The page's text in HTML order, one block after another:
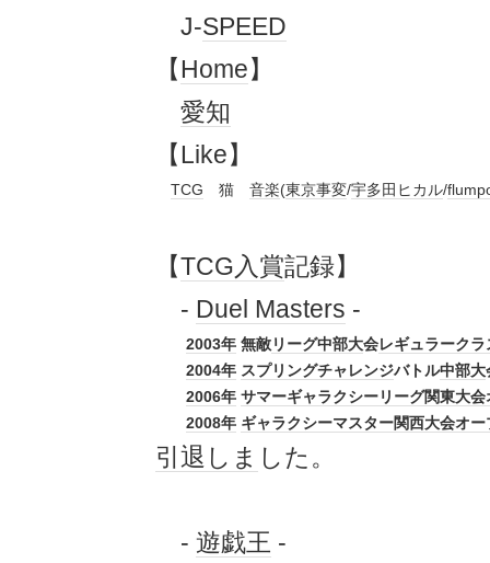
J-SPEED
【 Home】
愛知
【Like】
TCG 猫 音楽(東京事変/宇多田ヒカル/
【TCG入賞記録】
- Duel Masters -
2003年 無敵リーグ中部大会レギュラークラ
2004年 スプリングチャレンジバトル中部大
2006年 サマーギャラクシーリーグ関東大会
2008年 ギャラクシーマスター関西大会オー
引退 しま した。
- 遊戯王 -